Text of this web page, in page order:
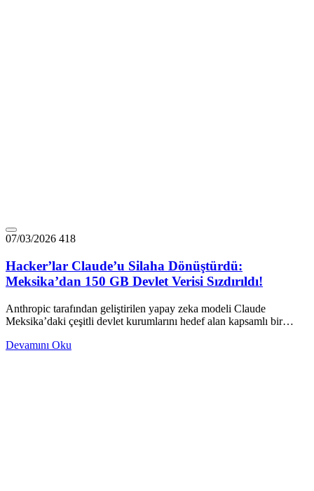
07/03/2026 418
Hacker’lar Claude’u Silaha Dönüştürdü:
Meksika’dan 150 GB Devlet Verisi Sızdırıldı!
Anthropic tarafından geliştirilen yapay zeka modeli Claude
Meksika’daki çeşitli devlet kurumlarını hedef alan kapsamlı bir…
Devamını Oku